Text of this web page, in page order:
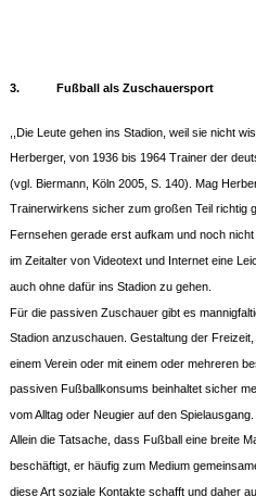
3. Fußball als Zuschauersport
,,Die Leute gehen ins Stadion, weil sie nicht
Herberger, von 1936 bis 1964 Trainer der
(vgl. Biermann, Köln 2005, S. 140). Mag
Trainerwirkens sicher zum großen Teil richtig
Fernsehen gerade erst aufkam und noch
im Zeitalter von Videotext und Internet eine
auch ohne dafür ins Stadion zu gehen.
Für die passiven Zuschauer gibt es
Stadion anzuschauen. Gestaltung der
einem Verein oder mit einem oder mehreren
passiven Fußballkonsums beinhaltet sicher
vom Alltag oder Neugier auf den Spielausgang.
Allein die Tatsache, dass Fußball eine breite
beschäftigt, er häufig zum Medium
diese Art soziale Kontakte schafft und daher